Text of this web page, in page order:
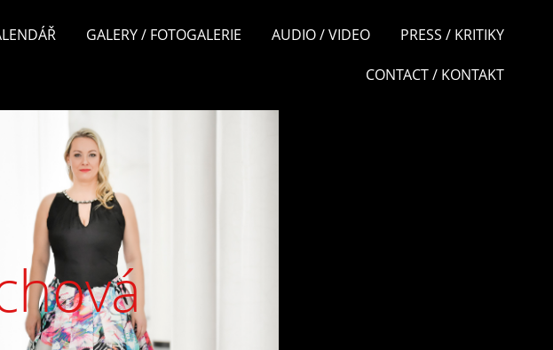
GALERY / FOTOGALERIE AUDIO / VIDEO PRESS / KRITIKY
CONTACT / KONTAKT